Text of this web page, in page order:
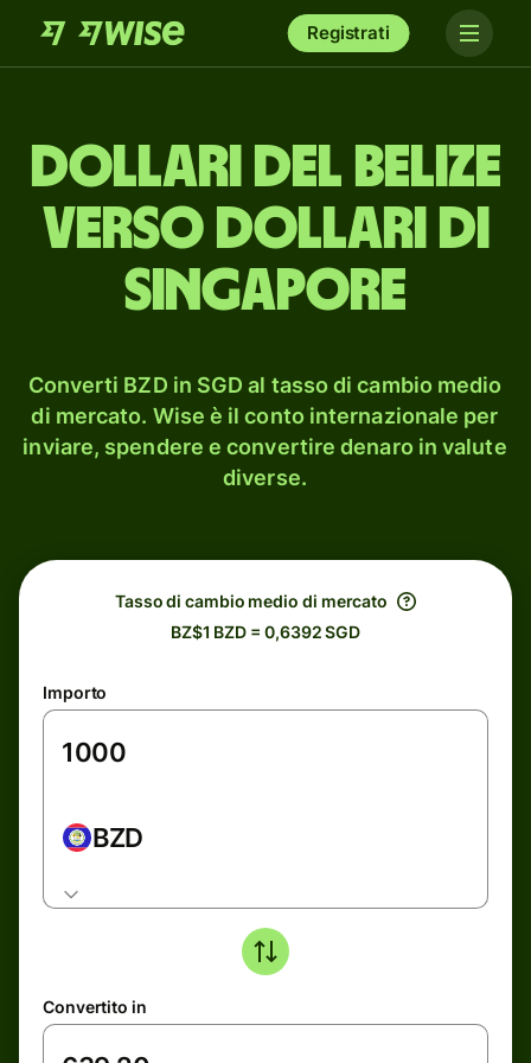
Registrati
dollari del Belize
verso dollari di
Singapore
Converti BZD in SGD al tasso di cambio medio
di mercato. Wise è il conto internazionale per
inviare, spendere e convertire denaro in valute
diverse.
Tasso di cambio medio di mercato
BZ$1 BZD = 0,6392 SGD
Importo
BZD
Convertito in